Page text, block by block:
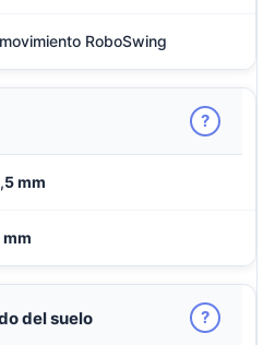
RoboSwing
?
5 mm
mm
del suelo ?